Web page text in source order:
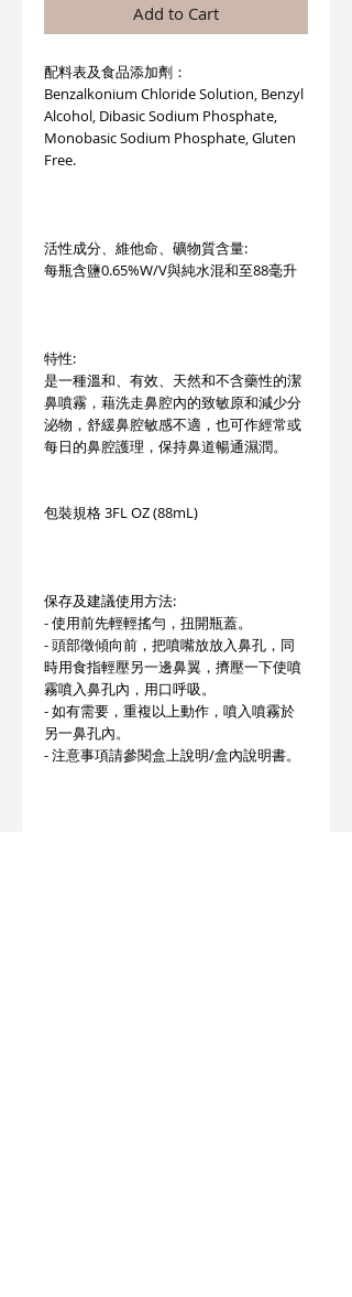
Add to Cart
配料表及食品添加劑：
Benzalkonium Chloride Solution, Benzyl
Alcohol, Dibasic Sodium Phosphate,
Monobasic Sodium Phosphate, Gluten
Free.
活性成分、維他命、礦物質含量:
每瓶含鹽0.65%W/V與純水混和至88毫升
特性:
是一種溫和、有效、天然和不含藥性的潔
鼻噴霧，藉洗走鼻腔內的致敏原和減少分
泌物，舒緩鼻腔敏感不適，也可作經常或
每日的鼻腔護理，保持鼻道暢通濕潤。
包裝規格 3FL OZ (88mL)
保存及建議使用方法:
- 使用前先輕輕搖勻，扭開瓶蓋。
- 頭部徵傾向前，把噴嘴放放入鼻孔，同
時用食指輕壓另一邊鼻翼，擠壓一下使噴
霧噴入鼻孔內，用口呼吸。
- 如有需要，重複以上動作，噴入噴霧於
另一鼻孔內。
- 注意事項請參閱盒上說明/盒內說明書。